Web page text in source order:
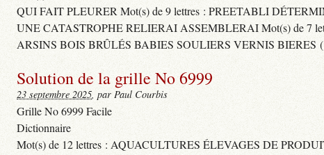
QUI FAIT PLEURER Mot(s) de 9 lettres : PREETABLI
UNE CATASTROPHE RELIERAI ASSEMBLERAI Mot(s) de 7
ARSINS BOIS BRÛLÉS BABIES SOULIERS VERNIS
Solution de la grille No 6999
23 septembre 2025, par Paul Courbis
Grille No 6999 Facile
Dictionnaire
Mot(s) de 12 lettres : AQUACULTURES ÉLEVAGES DE